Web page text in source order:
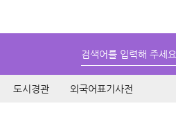
검색어를 입력해 주세요
도시경관 외국어표기사전